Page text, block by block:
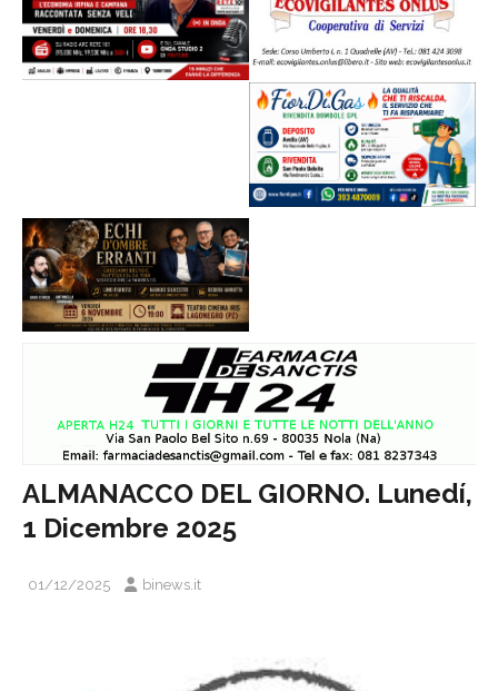
ALMANACCO DEL GIORNO. Lunedí,
1 Dicembre 2025
01/12/2025 binews.it